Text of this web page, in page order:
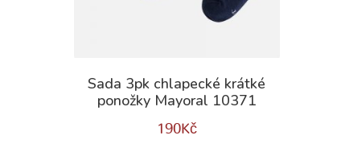
Sada 3pk chlapecké krátké
ponožky Mayoral 10371
190Kč